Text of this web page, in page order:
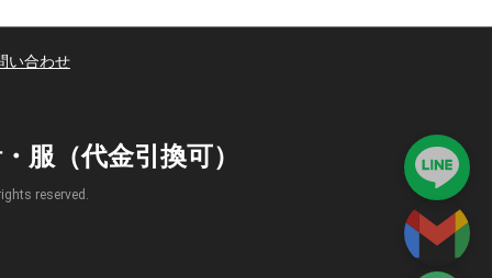
い合わせ
服（代金引換可）
reserved.